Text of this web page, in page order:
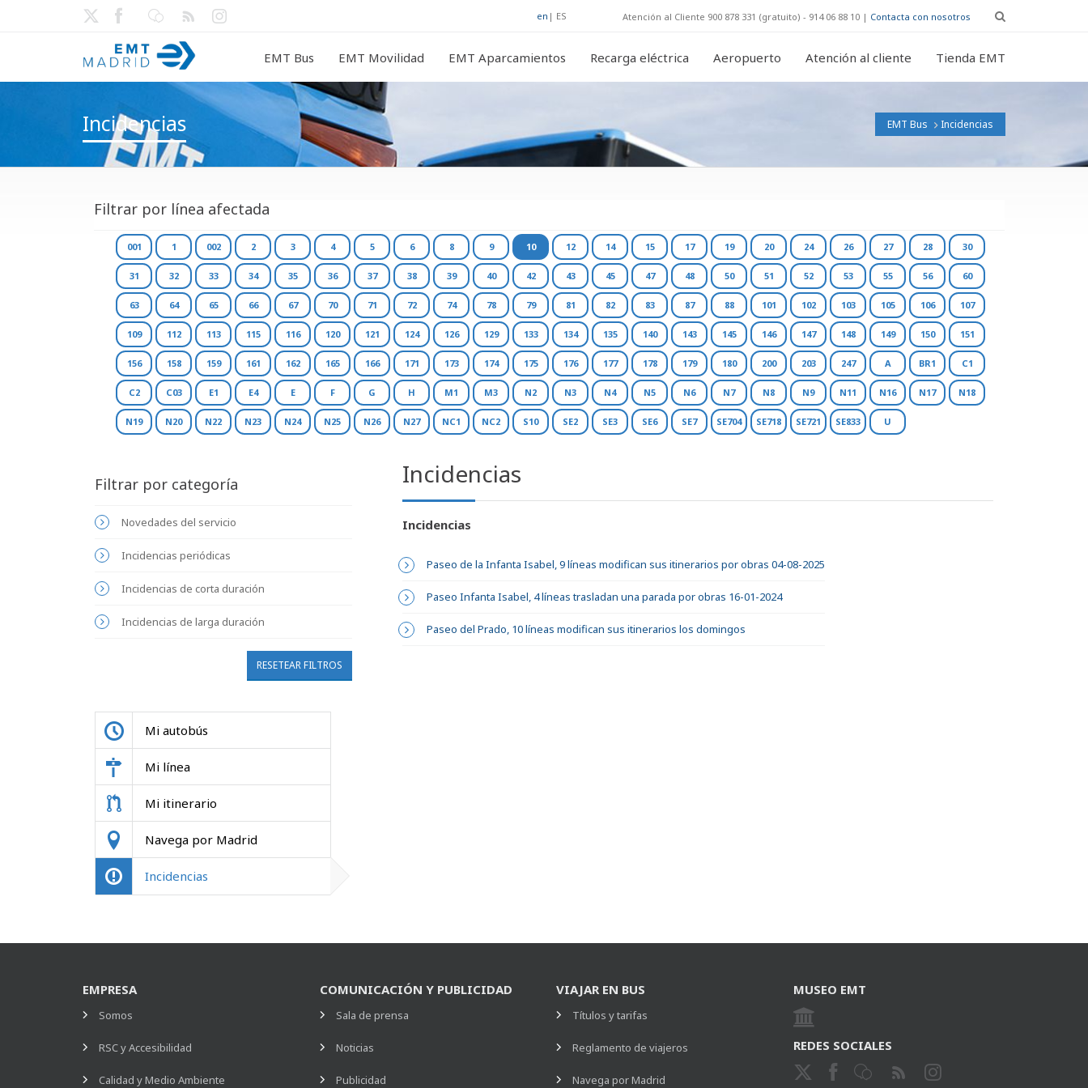
en | ES Atención al Cliente 900 878 331 (gratuito) - 914 06 88 10 | Contacta con nosotros
EMT Bus EMT Movilidad EMT Aparcamientos Recarga eléctrica Aeropuerto Atención al cliente Tienda EMT
Incidencias EMT Bus Incidencias
Filtrar por línea afectada
001 1 002 2 3 4 5 6 8 9 10 12 14 15 17 19 20 24 26 27 28 30
31 32 33 34 35 36 37 38 39 40 42 43 45 47 48 50 51 52 53 55 56 60
63 64 65 66 67 70 71 72 74 78 79 81 82 83 87 88 101 102 103 105 106 107
109 112 113 115 116 120 121 124 126 129 133 134 135 140 143 145 146 147 148 149 150 151
156 158 159 161 162 165 166 171 173 174 175 176 177 178 179 180 200 203 247 A BR1 C1
C2 C03 E1 E4 E F G H M1 M3 N2 N3 N4 N5 N6 N7 N8 N9 N11 N16 N17 N18
N19 N20 N22 N23 N24 N25 N26 N27 NC1 NC2 S10 SE2 SE3 SE6 SE7 SE704 SE718 SE721 SE833 U
Filtrar por categoría
Novedades del servicio
Incidencias periódicas
Incidencias de corta duración
Incidencias de larga duración
RESETEAR FILTROS
Mi autobús
Mi línea
Mi itinerario
Navega por Madrid
Incidencias
Incidencias
Incidencias
Paseo de la Infanta Isabel, 9 líneas modifican sus itinerarios por obras 04-08-2025
Paseo Infanta Isabel, 4 líneas trasladan una parada por obras 16-01-2024
Paseo del Prado, 10 líneas modifican sus itinerarios los domingos
EMPRESA
Somos
RSC y Accesibilidad
Calidad y Medio Ambiente
COMUNICACIÓN Y PUBLICIDAD
Sala de prensa
Noticias
Publicidad
VIAJAR EN BUS
Títulos y tarifas
Reglamento de viajeros
Navega por Madrid
MUSEO EMT
REDES SOCIALES